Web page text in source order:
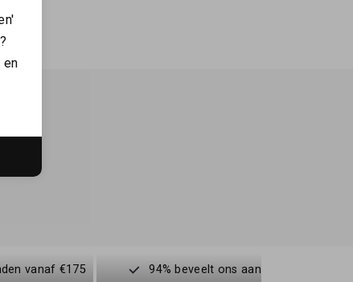
vanaf €175 94% beveelt ons aan
en